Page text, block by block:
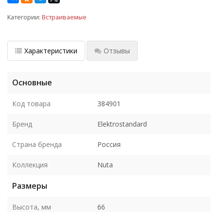
Категории: Встраиваемые
Характеристики Отзывы
Основные
Код товара 384901
Бренд Elektrostandard
Страна бренда Россия
Коллекция Nuta
Размеры
Высота, мм 66